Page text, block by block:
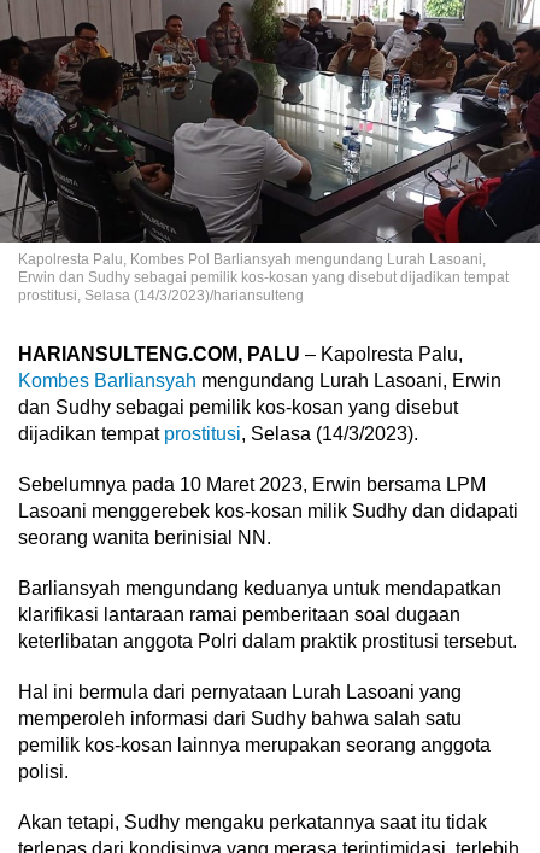
Kapolresta Palu, Kombes Pol Barliansyah mengundang Lurah Lasoani,
Erwin dan Sudhy sebagai pemilik kos-kosan yang disebut dijadikan tempat
prostitusi, Selasa (14/3/2023)/hariansulteng
HARIANSULTENG.COM, PALU – Kapolresta Palu,
Kombes Barliansyah mengundang Lurah Lasoani, Erwin
dan Sudhy sebagai pemilik kos-kosan yang disebut
dijadikan tempat prostitusi, Selasa (14/3/2023).
Sebelumnya pada 10 Maret 2023, Erwin bersama LPM
Lasoani menggerebek kos-kosan milik Sudhy dan didapati
seorang wanita berinisial NN.
Barliansyah mengundang keduanya untuk mendapatkan
klarifikasi lantaraan ramai pemberitaan soal dugaan
keterlibatan anggota Polri dalam praktik prostitusi tersebut.
Hal ini bermula dari pernyataan Lurah Lasoani yang
memperoleh informasi dari Sudhy bahwa salah satu
pemilik kos-kosan lainnya merupakan seorang anggota
polisi.
Akan tetapi, Sudhy mengaku perkatannya saat itu tidak
terlepas dari kondisinya yang merasa terintimidasi, terlebih